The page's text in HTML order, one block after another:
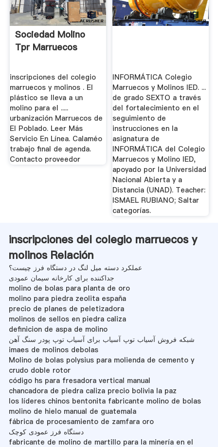
Sociedad Molino
Tpr Marruecos
inscripciones del colegio
marruecos y molinos . El
plástico se lleva a un
molino para el .....
urbanización Marruecos de
El Poblado. Leer Más
Servicio En Línea. Calaméo
trabajo final de agenda.
Contacto proveedor
INFORMÁTICA Colegio
Marruecos y Molinos IED. ...
de grado SEXTO a través
del fortalecimiento en el
seguimiento de
instrucciones en la
asignatura de
INFORMÁTICA del Colegio
Marruecos y Molino IED,
apoyado por la Universidad
Nacional Abierta y a
Distancia (UNAD). Teacher:
ISMAEL RUBIANO; Saltar
categorías.
inscripciones del colegio marruecos y
molinos Relación
عملکرد دسته میل لنگ در دستگاه فرز چیست؟
جداکننده برای کارخانه سیمان عمودی
molino de bolas para planta de oro
molino para piedra zeolita españa
precio de planes de peletizadora
molinos de sellos en piedra caliza
definicion de aspa de molino
شبکه فروش آسیاب توپ آسیاب برای آسیاب توپ پودر سنگ آهن
imaes de molinos debolas
Molino de bolas polysius para molienda de cemento y
crudo doble rotor
código hs para fresadora vertical manual
chancadora de piedra caliza precio bolivia la paz
los líderes chinos bentonita fabricante molino de bolas
molino de hielo manual de guatemala
fábrica de procesamiento de zamfara oro
دستگاه فرز عمودی کوچک
fabricante de molino de martillo para la minería en el